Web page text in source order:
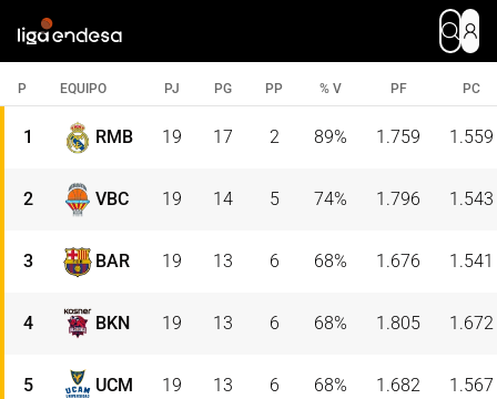
P EQUIPO PJ PG PP % V PF PC
1 RMB 19 17 2 89% 1.759 1.559
2 VBC 19 14 5 74% 1.796 1.543
3 BAR 19 13 6 68% 1.676 1.541
4 BKN 19 13 6 68% 1.805 1.672
5 UCM 19 13 6 68% 1.682 1.567